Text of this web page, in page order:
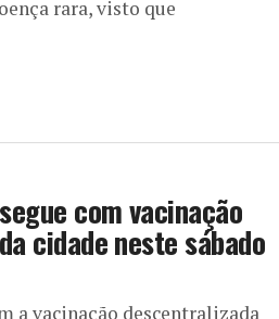
rara, visto que
com vacinação
cidade neste sábado
a vacinação descentralizada